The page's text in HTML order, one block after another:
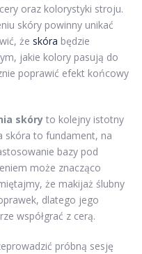
oraz kolorystyki stroju.
skóry powinny unikać
że skóra będzie
jakie kolory pasują do
poprawić efekt końcowy
skóry to kolejny istotny
skóra to fundament, na
bazy pod
może znacząco
że makijaż ślubny
dlatego jego
współgrać z cerą.
próbną sesję